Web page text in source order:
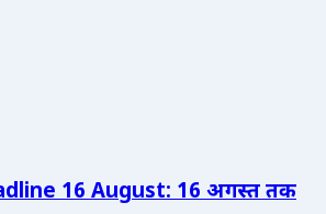
16 August: 16 अगस्त तक